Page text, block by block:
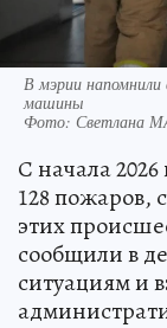
В мэрии напомнили
машины
Фото: Светлана
С начала
128 пожаров,
этих
сообщили в
ситуациям и